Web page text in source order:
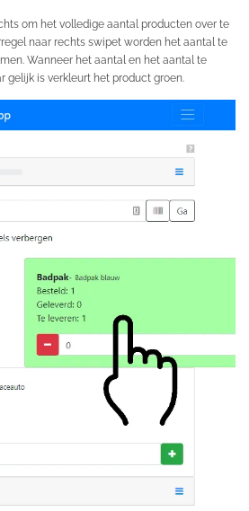
om het volledige aantal producten over te
naar rechts swipet worden het aantal te
Wanneer het aantal en het aantal te
gelijk is verkleurt het product groen.